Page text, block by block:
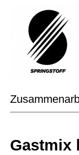
Gastmix